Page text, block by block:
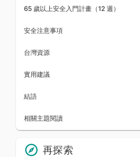
65 歲以上安全入門計畫（12 週）
安全注意事項
台灣資源
實用建議
結語
相關主題閱讀
再探索